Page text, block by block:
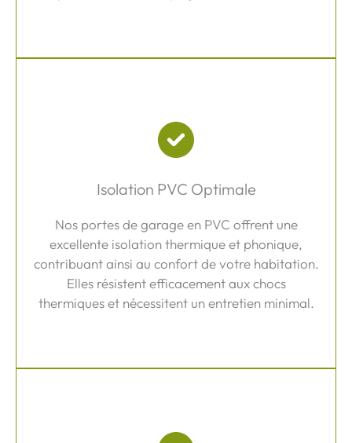
Isolation PVC Optimale
Nos portes de garage en PVC offrent une
excellente isolation thermique et phonique,
contribuant ainsi au confort de votre habitation.
Elles résistent efficacement aux chocs
thermiques et nécessitent un entretien minimal.